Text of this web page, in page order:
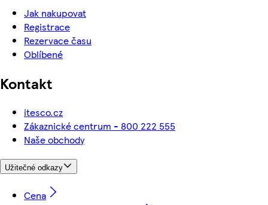
Jak nakupovat
Registrace
Rezervace času
Oblíbené
Kontakt
itesco.cz
Zákaznické centrum - 800 222 555
Naše obchody
Užitečné odkazy
Cena